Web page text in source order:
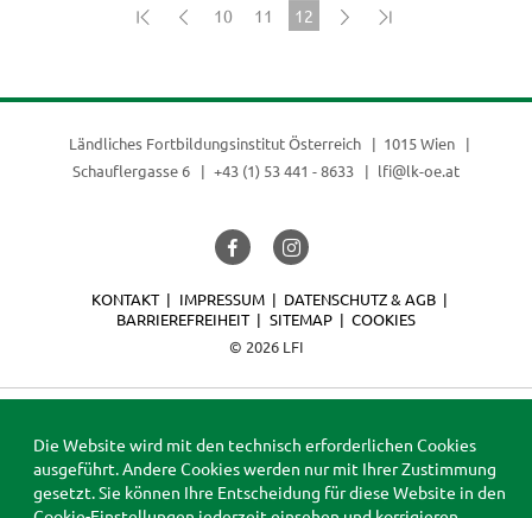
10 11
12
Ländliches Fortbildungsinstitut Österreich
1015 Wien
Schauflergasse 6
+43 (1) 53 441 - 8633 lfi@lk-oe.at
© 2026 LFI
KONTAKT IMPRESSUM
DATENSCHUTZ & AGB
BARRIEREFREIHEIT
SITEMAP COOKIES
Die Website wird mit den technisch erforderlichen Cookies
ausgeführt. Andere Cookies werden nur mit Ihrer Zustimmung
gesetzt. Sie können Ihre Entscheidung für diese Website in den